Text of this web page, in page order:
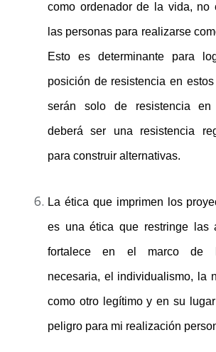
como ordenador de la vida, no
las personas para realizarse
Esto es determinante para
posición de resistencia en
serán solo de resistencia en
deberá ser una resistencia
para construir alternativas.
La ética que imprimen los
es una ética que restringe las
fortalece en el marco de
necesaria, el individualismo, la
como otro legítimo y en su
peligro para mi realización